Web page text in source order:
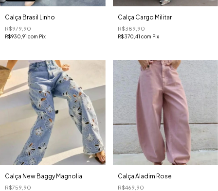
Calça Brasil Linho
R$979,90
R$930,91 com Pix
Calça Cargo Militar
R$389,90
R$370,41 com Pix
Calça New Baggy Magnolia
R$759,90
Calça Aladim Rose
R$469,90